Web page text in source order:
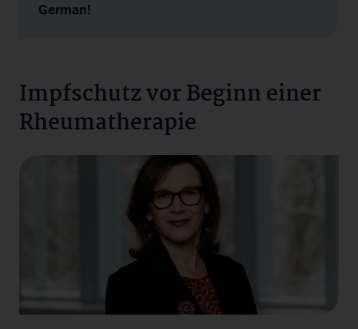
German!
Impfschutz vor Beginn einer
Rheumatherapie